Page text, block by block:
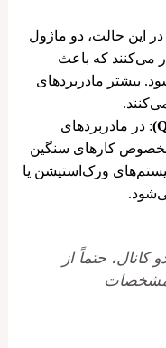
این حالت، دو ماژول
می‌کنند که باعث
بیشتر مادربردهای
: در مادربردهای
کارهای سنگین
ورک‌استیشن یا
کانال، حتماً از
مشخصات